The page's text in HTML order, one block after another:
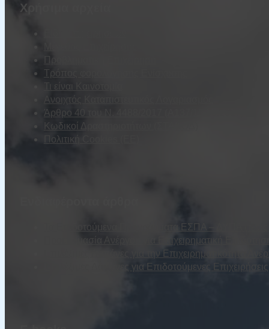
Χρήσιμα αρχεία
Τρόπος φορολόγησης Ενίσχυσης
Τι είναι Καινοτομία
Ανοιχτός Καταπιστευτικός Λογαριασμός
Άρθρο 40 του Ν. 4488/2017 (Α137/13.09.2017)
Κωδικοί Δραστηριοτήτων (ΣΤΑΚΟΔ)
Πολιτική Cookies (ΕΕ)
Τα Επιδοτούμενα Προγράμματα ΕΣΠΑ – ΔΥΠΑ
Προετοιμασία Ανέργου για Επιχειρηματική
Επιλέξιμες Δαπάνες για την Επιχειρηματικότητα
Επιλέξιμες Δαπάνες για Επιδοτούμενες